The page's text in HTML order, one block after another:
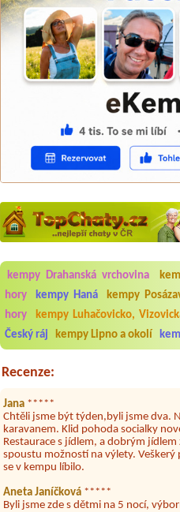
kempy Drahanská vrchovina
hory
kempy Haná kempy
hory
kempy Luhačovicko,
Český ráj
kempy Lipno a okolí
Recenze:
Aneta Melicharová
Byli jsme zde v týdnu od 25.7. do
V umývárně i na WC bylo vždy
množství návštěvníků není
restaurace, kebab a další občerstvení.
celodenní hluk z repráků u stanů a
hrála jiná hudba.Kemp pěkný, ale
Jana
*****
Chtěli jsme být týden,byli jsme dva.
karavanem. Klid pohoda socialky
Restaurace s jídlem, a dobrým jídlem
spoustu možností na výlety. Veškerý
se v kempu líbilo.
Aneta Janíčková *****
Byli jsme zde s dětmi na 5 nocí,